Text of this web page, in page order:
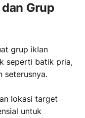
Grup
grup iklan
seperti batik pria,
seterusnya.
lokasi target
untuk